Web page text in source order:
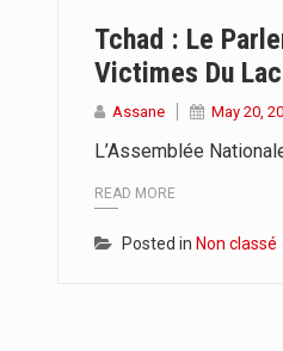
Tchad : Le
Victimes Du
Assane May 20,
L’Assemblée
READ MORE
Posted in Non classé